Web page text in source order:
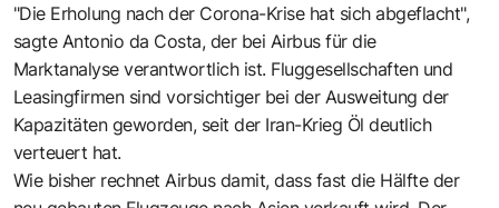
"Die Erholung nach der Corona-Krise hat sich abgeflacht",
sagte Antonio da Costa, der bei Airbus für die
Marktanalyse verantwortlich ist. Fluggesellschaften und
Leasingfirmen sind vorsichtiger bei der Ausweitung der
Kapazitäten geworden, seit der Iran-Krieg Öl deutlich
verteuert hat.
Wie bisher rechnet Airbus damit, dass fast die Hälfte der